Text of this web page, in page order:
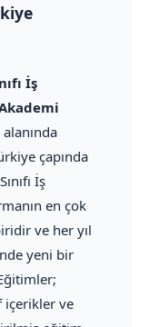
İş
çapında
İş
en çok
ve her yıl
yeni bir
içerikler ve